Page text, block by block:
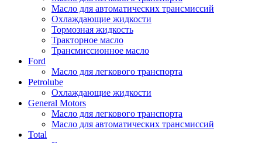
Масло для автоматических трансмиссий
Охлаждающие жидкости
Тормозная жидкость
Тракторное масло
Трансмиссионное масло
Ford
Масло для легкового транспорта
Petrolube
Охлаждающие жидкости
General Motors
Масло для легкового транспорта
Масло для автоматических трансмиссий
Total